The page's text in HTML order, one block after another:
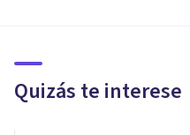
Quizás te interese